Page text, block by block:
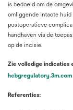
is bedoeld om de
omliggende intacte
postoperatieve
handhaven via de
op de incisie.
Zie volledige indicaties
hcbgregulatory.3m.com
Referenties: